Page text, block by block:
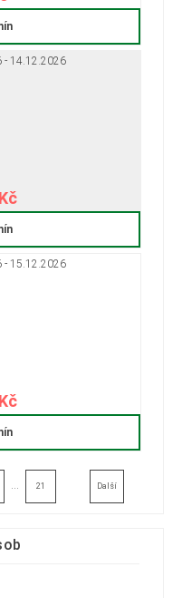
- 14.12.2026
- 15.12.2026
... 21 Další